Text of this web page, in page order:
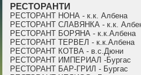
РЕСТОРАНТИ
РЕСТОРАНТ НОНА - к.к. Албена
РЕСТОРАНТ СЛАВЯНКА - к.к.
РЕСТОРАНТ БОРЯНА - к.к.Албена
РЕСТОРАНТ ТЕРВЕЛ - к.к.Албена
РЕСТОРАНТ КОТВА - в.с.Дюни
РЕСТОРАНТ ИМПЕРИАЛ -Бургас
РЕСТОРАНТ БАР-ГРИЛ - Бургас